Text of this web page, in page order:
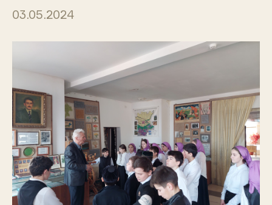
03.05.2024